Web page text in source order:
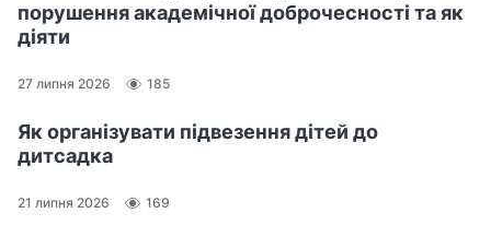
порушення академічної доброчесності та як
діяти
27 липня 2026 185
Як організувати підвезення дітей до
дитсадка
21 липня 2026 169